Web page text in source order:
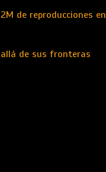
de reproducciones en
de sus fronteras